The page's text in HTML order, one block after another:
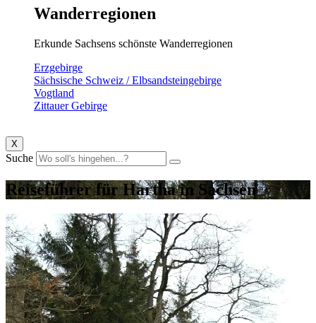
Wanderregionen
Erkunde Sachsens schönste Wanderregionen
Erzgebirge
Sächsische Schweiz / Elbsandsteingebirge
Vogtland
Zittauer Gebirge
X
Suche
Reiseführer für Hartha in Sachsen